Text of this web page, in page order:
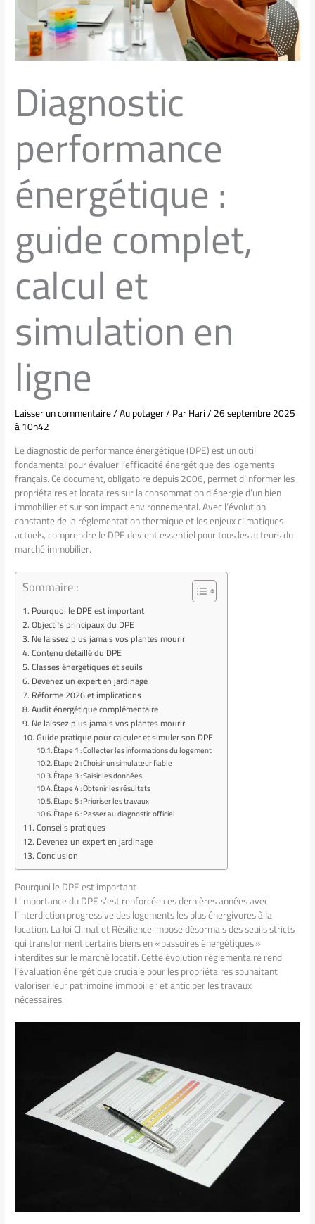
Diagnostic
performance
énergétique :
guide complet,
calcul et
simulation en
ligne
Laisser un commentaire/Au potager/ ParHari/26 septembre 2025
à 10h42
Le diagnostic de performance énergétique (DPE) est un outil
fondamental pour évaluer l’efficacité énergétique des logements
français. Ce document, obligatoire depuis 2006, permet d’informer les
propriétaires et locataires sur la consommation d’énergie d’un bien
immobilier et sur son impact environnemental. Avec l’évolution
constante de la réglementation thermique et les enjeux climatiques
actuels, comprendre le DPE devient essentiel pour tous les acteurs du
marché immobilier.
Sommaire :
Pourquoi le DPE est important
Objectifs principaux du DPE
Ne laissez plus jamais vos plantes mourir
Contenu détaillé du DPE
Classes énergétiques et seuils
Devenez un expert en jardinage
Réforme 2026 et implications
Audit énergétique complémentaire
Ne laissez plus jamais vos plantes mourir
Guide pratique pour calculer et simuler son DPE
Étape 1 : Collecter les informations du logement
Étape 2 : Choisir un simulateur fiable
Étape 3 : Saisir les données
Étape 4 : Obtenir les résultats
Étape 5 : Prioriser les travaux
Étape 6 : Passer au diagnostic officiel
Conseils pratiques
Devenez un expert en jardinage
Conclusion
Pourquoi le DPE est important
L’importance du DPE s’est renforcée ces dernières années avec
l’interdiction progressive des logements les plus énergivores à la
location. La loi Climat et Résilience impose désormais des seuils stricts
qui transforment certains biens en « passoires énergétiques »
interdites sur le marché locatif. Cette évolution réglementaire rend
l’évaluation énergétique cruciale pour les propriétaires souhaitant
valoriser leur patrimoine immobilier et anticiper les travaux
nécessaires.